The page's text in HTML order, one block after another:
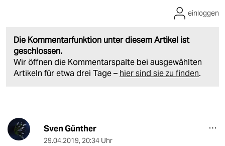
Die Kommentarfunktion unter diesem Artikel ist
geschlossen.
Wir öffnen die Kommentarspalte bei ausgewählten
Artikeln für etwa drei Tage – hier sind sie zu finden.
einloggen
Sven Günther
29.04.2019, 20:34 Uhr